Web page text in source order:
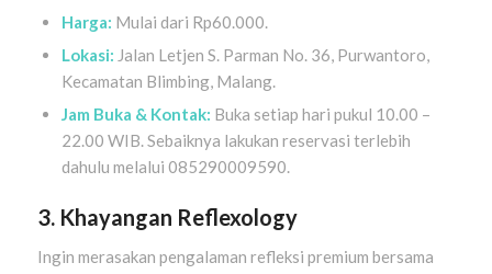
Harga: Mulai dari Rp60.000.
Lokasi: Jalan Letjen S. Parman No. 36, Purwantoro,
Kecamatan Blimbing, Malang.
Jam Buka & Kontak: Buka setiap hari pukul 10.00 –
22.00 WIB. Sebaiknya lakukan reservasi terlebih
dahulu melalui 085290009590.
3. Khayangan Reflexology
Ingin merasakan pengalaman refleksi premium bersama